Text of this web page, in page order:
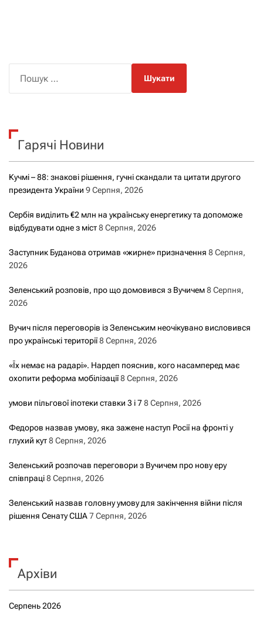
к
Гарячі Новини
Кучмі – 88: знакові рішення, гучні скандали та цитати другого
президента України 9 Серпня, 2026
Сербія виділить €2 млн на українську енергетику та допоможе
відбудувати одне з міст8 Серпня, 2026
Заступник Буданова отримав «жирне» призначення 8 Серпня,
2026
Зеленський розповів, про що домовився з Вучичем8 Серпня,
2026
Вучич після переговорів із Зеленським неочікувано висловився
про українські території8 Серпня, 2026
«Їх немає на радарі». Нардеп пояснив, кого насамперед має
охопити реформа мобілізації8 Серпня, 2026
умови пільгової іпотеки ставки 3 і 78 Серпня, 2026
Федоров назвав умову, яка зажене наступ Росії на фронті у
глухий кут8 Серпня, 2026
Зеленський розпочав переговори з Вучичем про нову еру
співпраці8 Серпня, 2026
Зеленський назвав головну умову для закінчення війни після
рішення Сенату США7 Серпня, 2026
Архіви
Серпень 2026